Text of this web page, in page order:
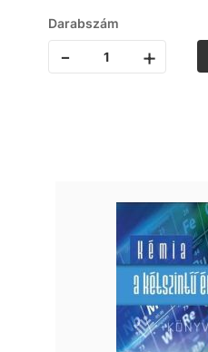
Darabszám
- +